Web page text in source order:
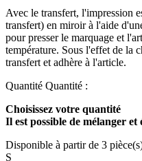
Avec le transfert, l'impression
transfert) en miroir à l'aide
pour presser le marquage et
température. Sous l'effet de la
transfert et adhère à l'article.
Quantité Quantité :
Choisissez votre quantité
Il est possible de mélanger et
Disponible à partir de 3
S